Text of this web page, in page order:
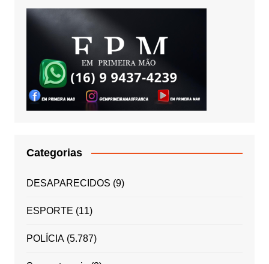
Categorias
DESAPARECIDOS (9)
ESPORTE (11)
POLÍCIA(5.787)